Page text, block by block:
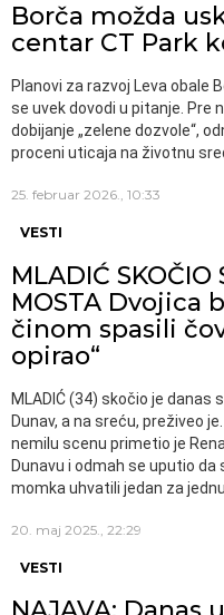
Borča možda
centar CT Park
Planovi za razvoj Leva obale
se uvek dovodi u pitanje. Pre
dobijanje „zelene dozvole“,
proceni uticaja na životnu
25. februar 2026., 10:33
VESTI
MLADIĆ SKOČIO
MOSTA Dvojica
činom spasili
opirao“
MLADIĆ (34) skočio je danas
Dunav, a na sreću, preživeo
nemilu scenu primetio je
Dunavu i odmah se uputio
momka uhvatili jedan za
20. maj 2025., 22:29
VESTI